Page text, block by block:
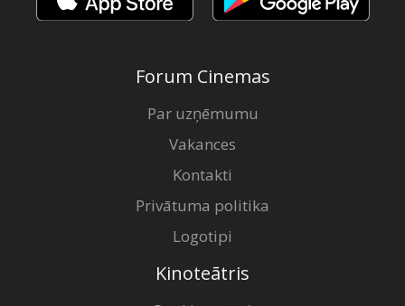
Forum Cinemas
Par uzņēmumu
Vakances
Kontakti
Privātuma politika
Logotipi
Kinoteātris